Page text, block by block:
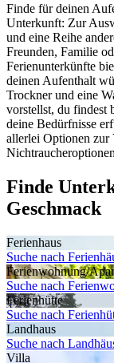
Finde für deinen
Unterkunft: Zur
und eine Reihe
Freunden, Familie
Ferienunterkünfte
deinen Aufenthalt
Trockner und eine
vorstellst, du findest
deine Bedürfnisse
allerlei Optionen zur
Finde
Geschmack
Ferienhaus
Suche nach
Ferienwohnung/
Suche nach
Ferienhütte
Suche nach
Landhaus
Suche nach
Villa